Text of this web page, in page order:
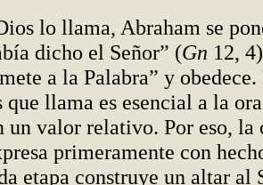
lo llama, Abraham se
dicho el Señor” (Gn 12,
a la Palabra” y
que llama es esencial a la
un valor relativo. Por eso, la
primeramente con
etapa construye un altar al